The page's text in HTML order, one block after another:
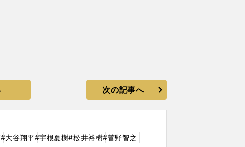
次の記事へ
#大谷翔平#宇根夏樹#松井裕樹#菅野智之